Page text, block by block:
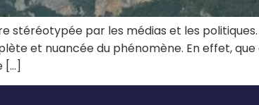
stéréotypée par les médias et les
et nuancée du phénomène. En effet,
[…]